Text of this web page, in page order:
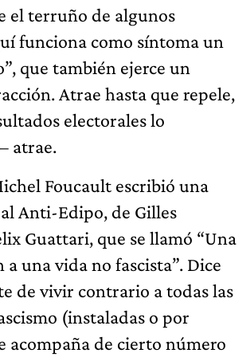
el terruño de algunos
funciona como síntoma un
que también ejerce un
Atrae hasta que repele,
electorales lo
atrae.
Foucault escribió una
Anti-Edipo, de Gilles
Guattari, que se llamó “Una
una vida no fascista”. Dice
de vivir contrario a todas las
(instaladas o por
acompaña de cierto número